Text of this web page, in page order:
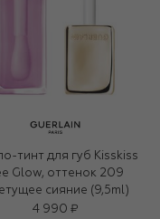
тинт для губ Kisskiss
Glow, оттенок 209
сияние (9,5ml)
4 990 ₽